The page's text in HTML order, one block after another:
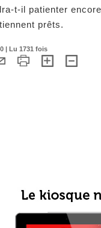
t-il patienter
prêts.
| Lu 1731 fois